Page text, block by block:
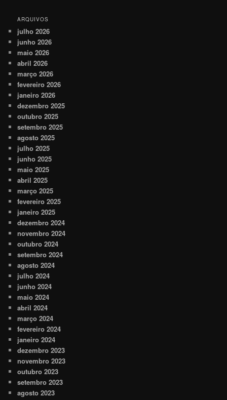
ARQUIVOS
julho 2026
junho 2026
maio 2026
abril 2026
março 2026
fevereiro 2026
janeiro 2026
dezembro 2025
outubro 2025
setembro 2025
agosto 2025
julho 2025
junho 2025
maio 2025
abril 2025
março 2025
fevereiro 2025
janeiro 2025
dezembro 2024
novembro 2024
outubro 2024
setembro 2024
agosto 2024
julho 2024
junho 2024
maio 2024
abril 2024
março 2024
fevereiro 2024
janeiro 2024
dezembro 2023
novembro 2023
outubro 2023
setembro 2023
agosto 2023